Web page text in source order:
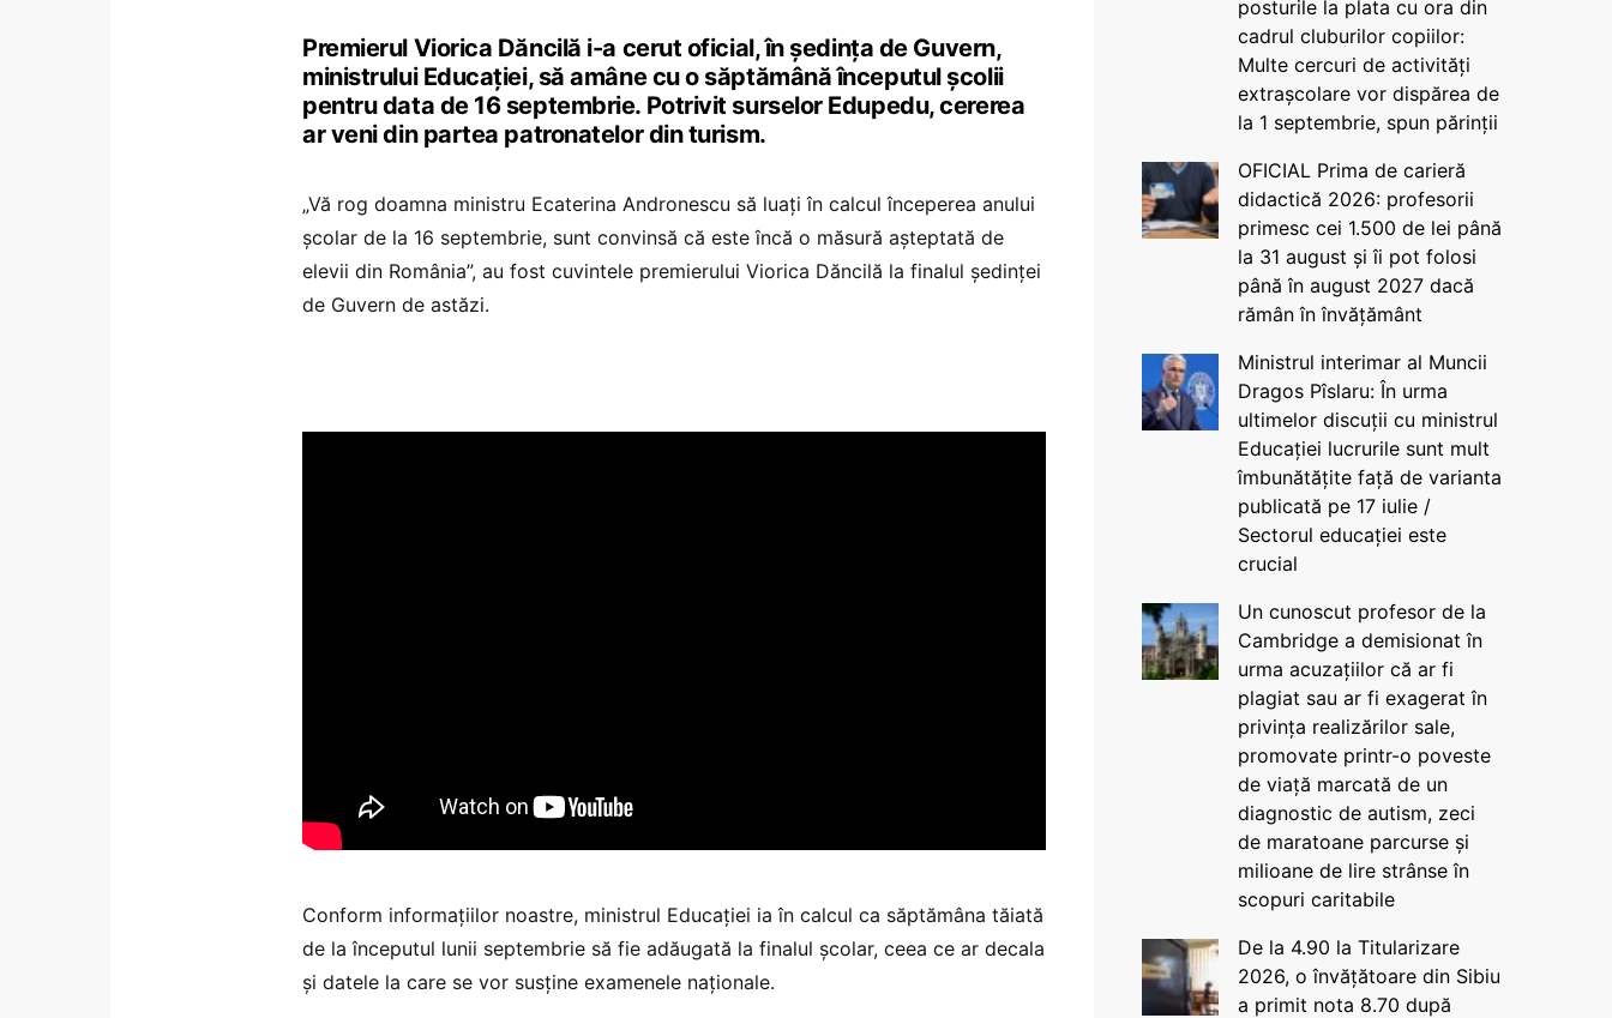
Premierul Viorica Dăncilă i-a cerut oficial, în ședința de Guvern,
ministrului Educației, să amâne cu o săptămână începutul școlii
pentru data de 16 septembrie. Potrivit surselor Edupedu, cererea
ar veni din partea patronatelor din turism.
„Vă rog doamna ministru Ecaterina Andronescu să luați în calcul începerea anului
școlar de la 16 septembrie, sunt convinsă că este încă o măsură așteptată de
elevii din România”, au fost cuvintele premierului Viorica Dăncilă la finalul ședinței
de Guvern de astăzi.
Conform informațiilor noastre, ministrul Educației ia în calcul ca săptămâna tăiată
de la începutul lunii septembrie să fie adăugată la finalul școlar, ceea ce ar decala
și datele la care se vor susține examenele naționale.
posturile la plata cu ora din
cadrul cluburilor copiilor:
Multe cercuri de activități
extrașcolare vor dispărea de
la 1 septembrie, spun părinții
OFICIAL Prima de carieră
didactică 2026: profesorii
primesc cei 1.500 de lei până
la 31 august și îi pot folosi
până în august 2027 dacă
rămân în învățământ
Ministrul interimar al Muncii
Dragos Pîslaru: În urma
ultimelor discuții cu ministrul
Educației lucrurile sunt mult
îmbunătățite față de varianta
publicată pe 17 iulie /
Sectorul educației este
crucial
Un cunoscut profesor de la
Cambridge a demisionat în
urma acuzațiilor că ar fi
plagiat sau ar fi exagerat în
privința realizărilor sale,
promovate printr-o poveste
de viață marcată de un
diagnostic de autism, zeci
de maratoane parcurse și
milioane de lire strânse în
scopuri caritabile
De la 4.90 la Titularizare
2026, o învățătoare din Sibiu
a primit nota 8.70 după